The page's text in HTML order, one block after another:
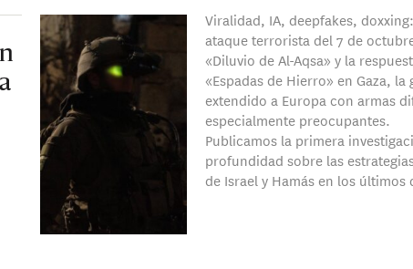
Viralidad, IA, deepfakes,
ataque terrorista del 7 de
«Diluvio de Al-Aqsa» y la
«Espadas de Hierro» en Gaza, la
extendido a Europa con armas
especialmente preocupantes.
Publicamos la primera
profundidad sobre las
de Israel y Hamás en los últimos